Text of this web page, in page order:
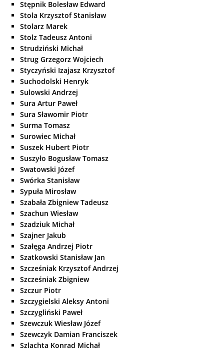
Stępnik Bolesław Edward
Stola Krzysztof Stanisław
Stolarz Marek
Stolz Tadeusz Antoni
Strudziński Michał
Strug Grzegorz Wojciech
Styczyński Izajasz Krzysztof
Suchodolski Henryk
Sulowski Andrzej
Sura Artur Paweł
Sura Sławomir Piotr
Surma Tomasz
Surowiec Michał
Suszek Hubert Piotr
Suszyło Bogusław Tomasz
Swatowski Józef
Swórka Stanisław
Sypuła Mirosław
Szabała Zbigniew Tadeusz
Szachun Wiesław
Szadziuk Michał
Szajner Jakub
Szałęga Andrzej Piotr
Szatkowski Stanisław Jan
Szcześniak Krzysztof Andrzej
Szcześniak Zbigniew
Szczur Piotr
Szczygielski Aleksy Antoni
Szczygliński Paweł
Szewczuk Wiesław Józef
Szewczyk Damian Franciszek
Szlachta Konrad Michał